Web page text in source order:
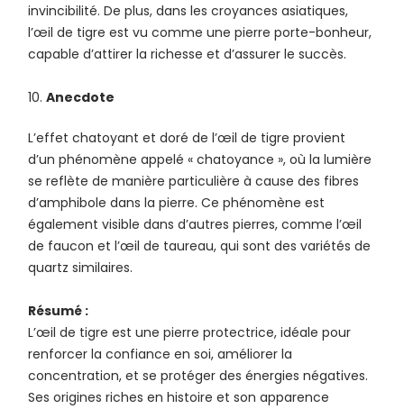
invincibilité. De plus, dans les croyances asiatiques,
l’œil de tigre est vu comme une pierre porte-bonheur,
capable d’attirer la richesse et d’assurer le succès.
Anecdote
L’effet chatoyant et doré de l’œil de tigre provient
d’un phénomène appelé « chatoyance », où la lumière
se reflète de manière particulière à cause des fibres
d’amphibole dans la pierre. Ce phénomène est
également visible dans d’autres pierres, comme l’œil
de faucon et l’œil de taureau, qui sont des variétés de
quartz similaires.
Résumé :
L’œil de tigre est une pierre protectrice, idéale pour
renforcer la confiance en soi, améliorer la
concentration, et se protéger des énergies négatives.
Ses origines riches en histoire et son apparence